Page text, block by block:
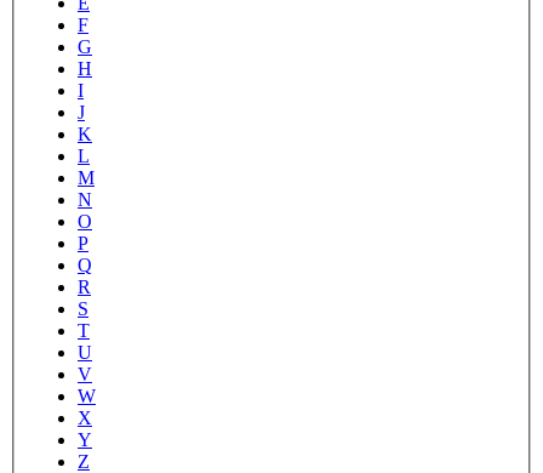
F
G
H
I
J
K
L
M
N
O
P
Q
R
S
T
U
V
W
X
Y
Z